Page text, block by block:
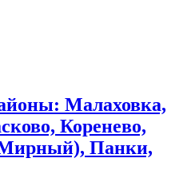
Малаховка,
Коренево,
Панки,